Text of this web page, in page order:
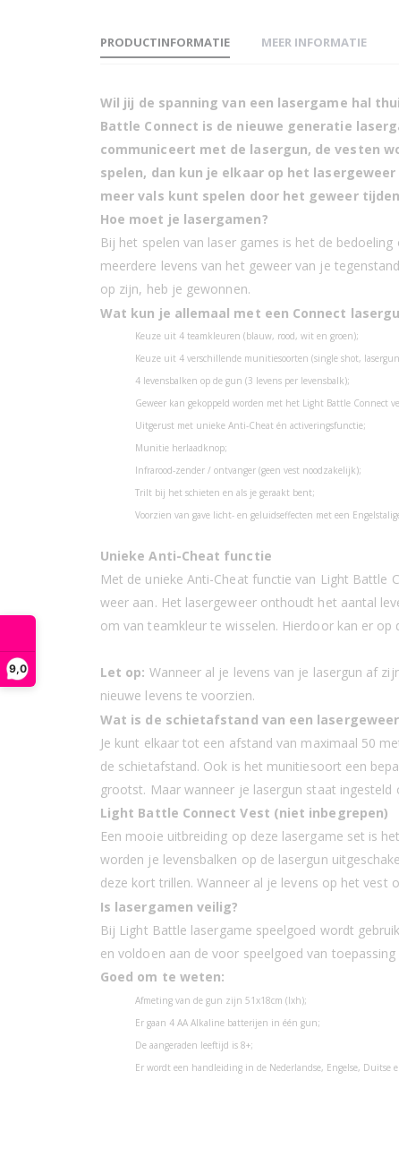
9,0
12 Light Battle Connect
PRODUCTINFORMATIE
Wil jij de spanning van een lasergame hal
Battle Connect is de nieuwe generatie
communiceert met de lasergun, de vesten
spelen, dan kun je elkaar op het
meer vals kunt spelen door het geweer
Hoe moet je lasergamen?
Bij het spelen van laser games is het de
meerdere levens van het geweer van je
op zijn, heb je gewonnen.
Wat kun je allemaal met een Connect
Keuze uit 4 teamkleuren (blauw, rood, wit en groen);
Keuze uit 4 verschillende munitiesoorten (single shot,
4 levensbalken op de gun (3 levens per levensbalk);
Geweer kan gekoppeld worden met het Light Battle Connect
Uitgerust met unieke Anti-Cheat én activeringsfunctie;
Munitie herlaadknop;
Infrarood-zender / ontvanger (geen vest noodzakelijk);
Trilt bij het schieten en als je geraakt bent;
Voorzien van gave licht- en geluidseffecten met een
Unieke Anti-Cheat functie
Met de unieke Anti-Cheat functie van Light Battle
weer aan. Het lasergeweer onthoudt het aantal
om van teamkleur te wisselen. Hierdoor kan er
Let op: Wanneer al je levens van je lasergun af
nieuwe levens te voorzien.
Wat is de schietafstand van een
Je kunt elkaar tot een afstand van maximaal 50
de schietafstand. Ook is het munitiesoort een
grootst. Maar wanneer je lasergun staat
Light Battle Connect Vest (niet inbegrepen)
Een mooie uitbreiding op deze lasergame set is
worden je levensbalken op de lasergun
deze kort trillen. Wanneer al je levens op het vest
Is lasergamen veilig?
Bij Light Battle lasergame speelgoed wordt
en voldoen aan de voor speelgoed van
Goed om te weten:
Afmeting van de gun zijn 51x18cm (lxh);
Er gaan 4 AA Alkaline batterijen in één gun;
De aangeraden leeftijd is 8+;
Er wordt een handleiding in de Nederlandse, Engelse, Duitse
MEER INFORMATIE